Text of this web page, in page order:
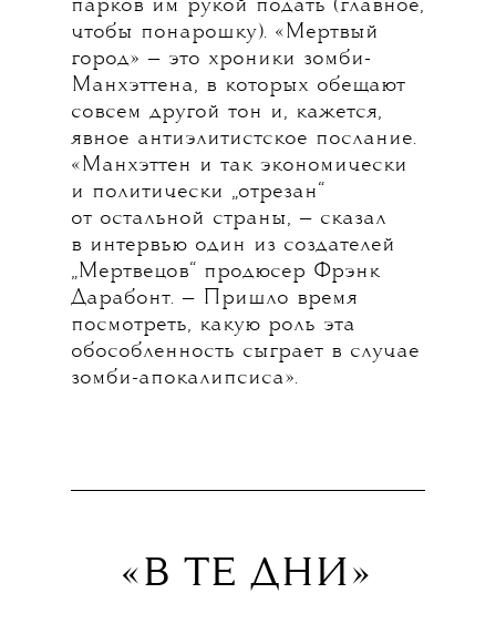
парков им рукой подать (главное,
чтобы понарошку). «Мертвый
город» — это хроники зомби-
Манхэттена, в которых обещают
совсем другой тон и, кажется,
явное антиэлитистское послание.
«Манхэттен и так экономически
и политически „отрезан“
от остальной страны, — сказал
в интервью один из создателей
„Мертвецов“ продюсер Фрэнк
Дарабонт. — Пришло время
посмотреть, какую роль эта
обособленность сыграет в случае
зомби-апокалипсиса».
«В ТЕ ДНИ»